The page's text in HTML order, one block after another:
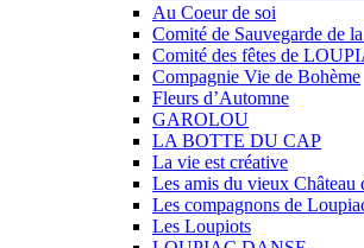
Au Coeur de soi
Comité de Sauvegarde de
Comité des fêtes de
Compagnie Vie de Bohème
Fleurs d’Automne
GAROLOU
LA BOTTE DU CAP
La vie est créative
Les amis du vieux Château
Les compagnons de
Les Loupiots